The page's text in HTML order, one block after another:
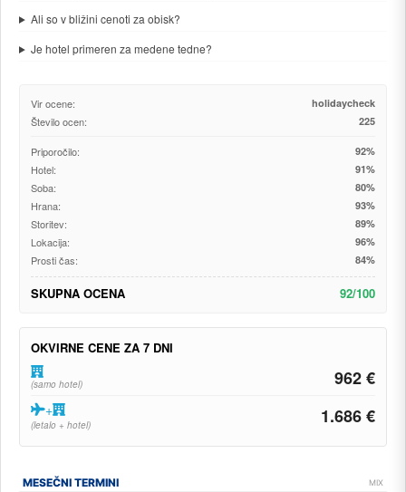
Ali so v bližini cenoti za obisk?
Je hotel primeren za medene tedne?
Vir ocene: holidaycheck
Število ocen: 225
Priporočilo: 92%
Hotel: 91%
Soba: 80%
Hrana: 93%
Storitev: 89%
Lokacija: 96%
Prosti čas: 84%
SKUPNA OCENA 92/100
OKVIRNE CENE ZA 7 DNI
(samo hotel) 962 €
+
(letalo + hotel) 1.686 €
MESEČNI TERMINI MIX